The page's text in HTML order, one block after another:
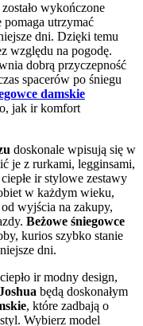
zostało wykończone
utrzymać
dni. Dzięki temu
względu na pogodę.
dobrą przyczepność
spacerów po śniegu
damskie
jak ir komfort
doskonale wpisują się w
je z rurkami, legginsami,
ir stylowe zestawy
w każdym wieku,
wyjścia na zakupy,
Beżowe śniegowce
kurios szybko stanie
dni.
ir modny design,
będą doskonałym
, które zadbają o
Wybierz model